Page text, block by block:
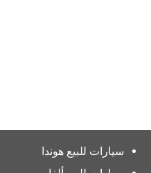
سيارات للبيع هوندا